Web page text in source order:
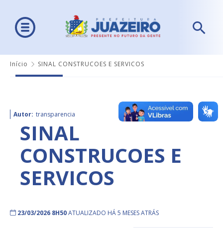
Início SINAL CONSTRUCOES E SERVICOS
Autor: transparencia
SINAL
CONSTRUCOES E
SERVICOS
23/03/2026 8H50ATUALIZADO HÁ 5 MESES ATRÁS